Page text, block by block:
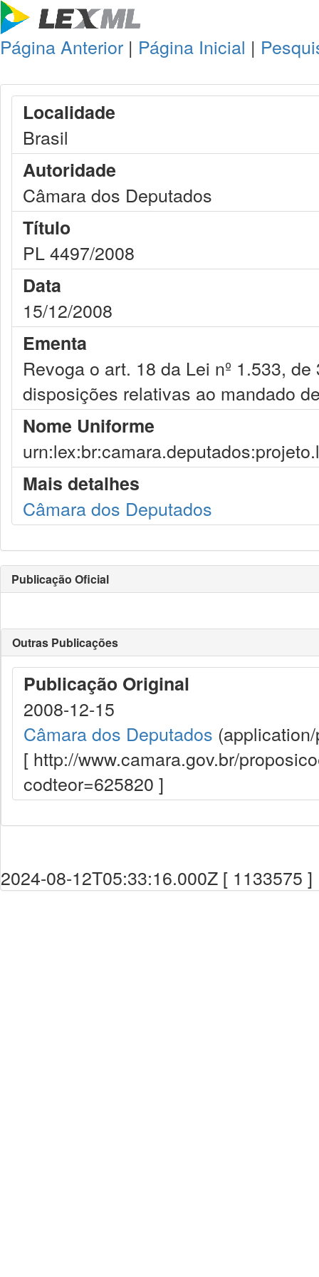
Página Anterior | Página Inicial |
Localidade
Brasil
Autoridade
Câmara dos Deputados
Título
PL 4497/2008
Data
15/12/2008
Ementa
Revoga o art. 18 da Lei nº 1.533,
disposições relativas ao mandado
Nome Uniforme
Mais detalhes
Câmara dos Deputados
Publicação Oficial
Outras Publicações
Publicação Original
2008-12-15
Câmara dos Deputados
[ http://www.camara.gov.br/
codteor=625820 ]
2024-08-12T05:33:16.000Z [ 1133575 ]